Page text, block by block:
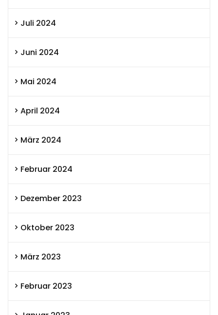
Juli 2024
Juni 2024
Mai 2024
April 2024
März 2024
Februar 2024
Dezember 2023
Oktober 2023
März 2023
Februar 2023